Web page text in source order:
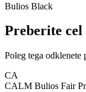
Bulios Black
Preberite
Poleg tega odklenete
CA
CALM Bulios Fair